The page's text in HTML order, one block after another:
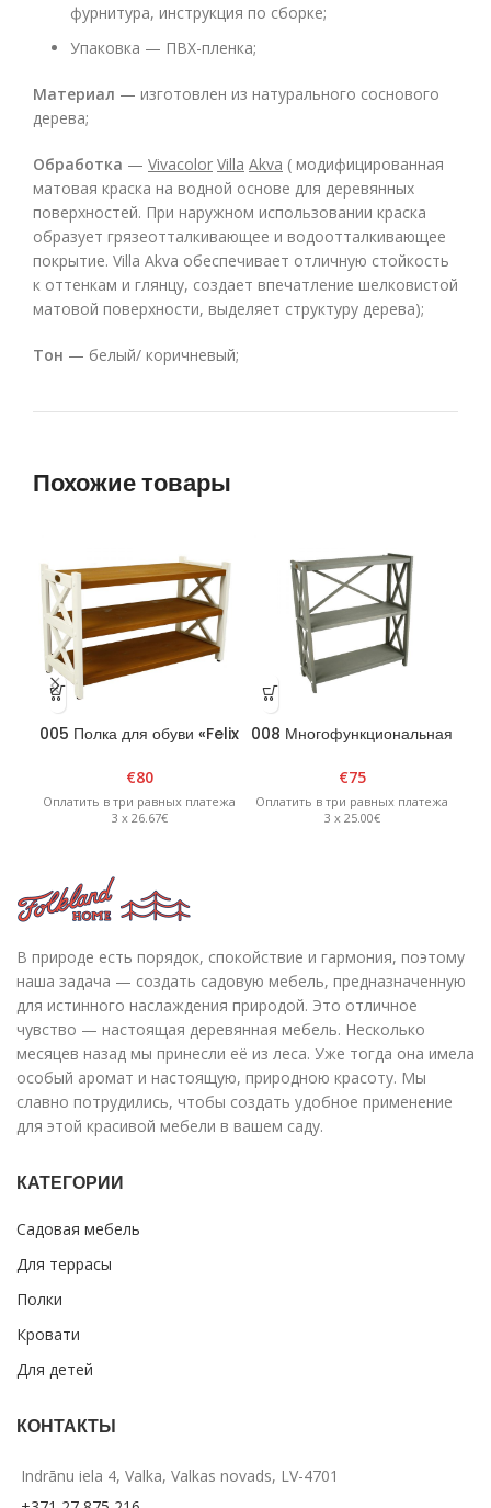
фурнитура, инструкция по сборке;
Упаковка — ПВХ-пленка;
Материал — изготовлен из натурального соснового
дерева;
Обработка — Vivacolor Villa Akva ( модифицированная
матовая краска на водной основе для деревянных
поверхностей. При наружном использовании краска
образует грязеотталкивающее и водоотталкивающее
покрытие. Villa Akva обеспечивает отличную стойкость
к оттенкам и глянцу, создает впечатление шелковистой
матовой поверхности, выделяет структуру дерева);
Тон — белый/ коричневый;
Похожие товары
005 Полка для обуви «Felix
€80
Оплатить в три равных платежа
3 x 26.67€
008 Многофункциональная
€75
Оплатить в три равных платежа
3 x 25.00€
В природе есть порядок, спокойствие и гармония, поэтому
наша задача — создать садовую мебель, предназначенную
для истинного наслаждения природой. Это отличное
чувство — настоящая деревянная мебель. Несколько
месяцев назад мы принесли её из леса. Уже тогда она имела
особый аромат и настоящую, природною красоту. Мы
славно потрудились, чтобы создать удобное применение
для этой красивой мебели в вашем саду.
КАТЕГОРИИ
Садовая мебель
Для террасы
Полки
Кровати
Для детей
КОНТАКТЫ
Indrānu iela 4, Valka, Valkas novads, LV-4701